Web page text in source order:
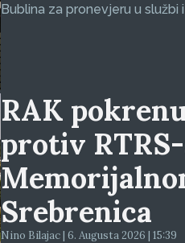
Bublina za pronevjeru u službi
RAK
protiv
Srebrenica
Nino Bilajac | 6. Augusta 2026 | 15:39